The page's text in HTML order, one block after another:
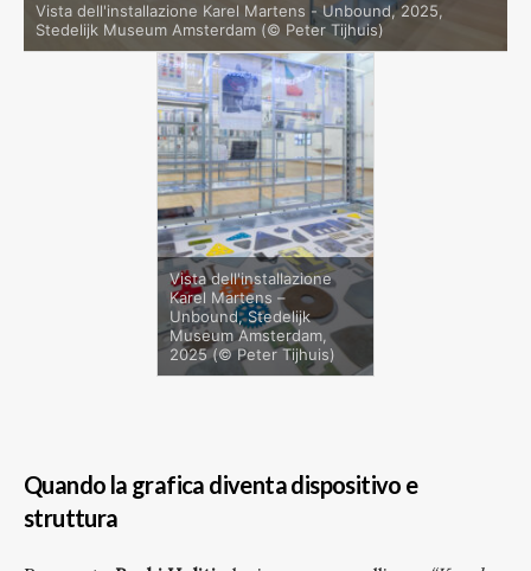
Vista dell'installazione Karel Martens - Unbound, 2025,
Stedelijk Museum Amsterdam (© Peter Tijhuis)
Vista dell'installazione
Karel Martens –
Unbound, Stedelijk
Museum Amsterdam,
2025 (© Peter Tijhuis)
Quando la grafica diventa dispositivo e
struttura